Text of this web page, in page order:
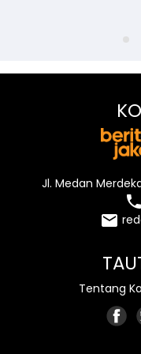
Jl. Medan
local_phone
email
Tentang